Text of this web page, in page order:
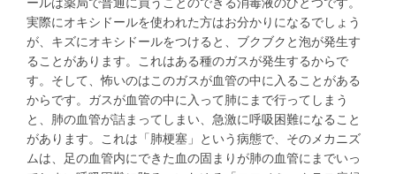
実際にオキシドールを使われた方はお分かりになるでしょう
が、キズにオキシドールをつけると、ブクブクと泡が発生す
ることがあります。これはある種のガスが発生するからで
す。そして、怖いのはこのガスが血管の中に入ることがある
からです。ガスが血管の中に入って肺にまで行ってしまう
と、肺の血管が詰まってしまい、急激に呼吸困難になること
があります。これは「肺梗塞」という病態で、そのメカニズ
ムは、足の血管内にできた血の固まりが肺の血管にまでいっ